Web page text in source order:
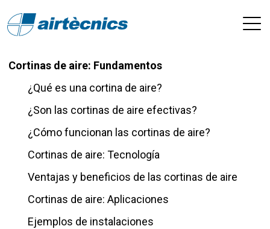
Cortinas de aire: Fundamentos
¿Qué es una cortina de aire?
¿Son las cortinas de aire efectivas?
¿Cómo funcionan las cortinas de aire?
Cortinas de aire: Tecnología
Ventajas y beneficios de las cortinas de aire
Cortinas de aire: Aplicaciones
Ejemplos de instalaciones